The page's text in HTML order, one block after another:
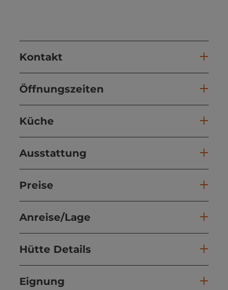
Kontakt
Öffnungszeiten
Küche
Ausstattung
Preise
Anreise/Lage
Hütte Details
Eignung